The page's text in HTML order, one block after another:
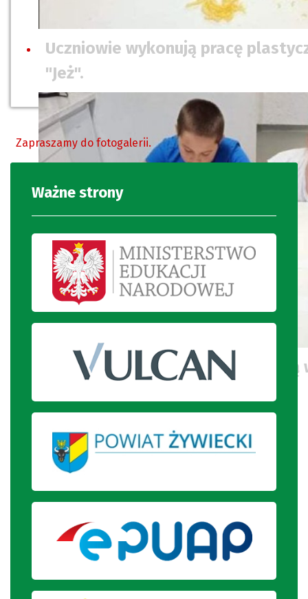
Uczniowie wykonują pracę
"Jeż".
Uczniowie rozpoznają i etykietują
Zapraszamy do fotogalerii.
Ważne strony